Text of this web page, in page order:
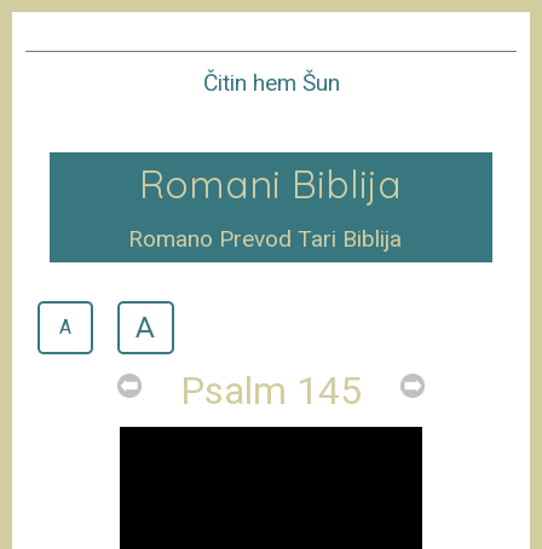
Čitin hem Šun
Romani Biblija
Romano Prevod Tari Biblija
A A
Psalm 145